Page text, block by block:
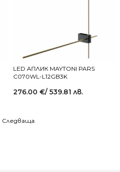
LED АПЛИК MAYTONI PARS
C070WL-L12GB3K
276.00 €/ 539.81 лв.